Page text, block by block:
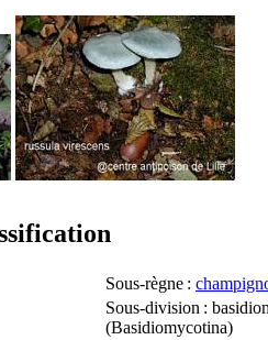
Sous-règne :
Sous-division :
(Basidiomycotina)